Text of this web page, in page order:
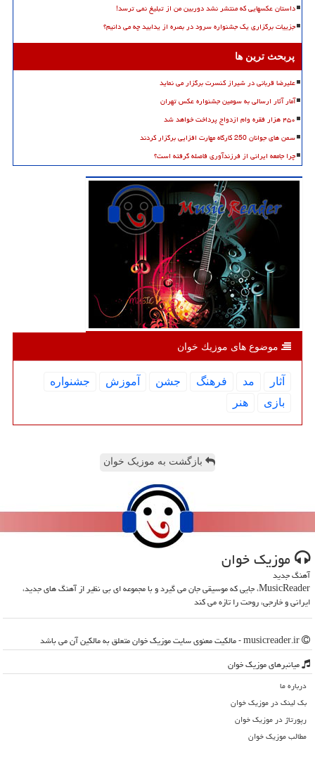
داستان عکسهایی که منتشر نشد دوربین من از تبلیغ نمی ترسد!
جزییات برگزاری یک جشنواره سرود در بصره از یدابید چه می دانیم؟
پربحث ترین ها
علیرضا قربانی در شیراز کنسرت برگزار می نماید
آمار آثار ارسالی به سومین جشنواره عکس تهران
۴۵۰ هزار فقره وام ازدواج پرداخت خواهد شد
سمن های جوانان 250 کارگاه مهارت افزایی برگزار کردند
چرا جامعه ایرانی از فرزندآوری فاصله گرفته است؟
موضوع های موزیك خوان
آثار مد فرهنگ جشن آموزش
جشنواره
بازی
هنر
بازگشت به موزیک خوان
موزیك خوان
آهنگ جدید
MusicReader، جایی که موسیقی جان می گیرد و با مجموعه ای بی نظیر از آهنگ های جدید،
ایرانی و خارجی، روحت را تازه می کند
میانبرهای موزیك خوان
درباره ما
بک لینک در موزیك خوان
رپورتاژ در موزیك خوان
مطالب موزیك خوان